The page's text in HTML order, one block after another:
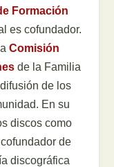
Formación
es cofundador.
Comisión
de la Familia
de los
En su
discos como
de
discográfica